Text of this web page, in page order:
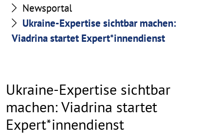
Newsportal
Ukraine-Expertise sichtbar machen:
Viadrina startet Expert*innendienst
Ukraine-Expertise sichtbar
machen: Viadrina startet
Expert*innendienst